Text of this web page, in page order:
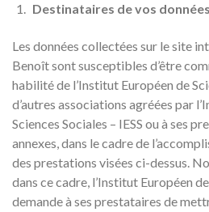
Destinataires de vos données
Les données collectées sur le site
Benoît sont susceptibles d’être
habilité de l’Institut Européen de
d’autres associations agréées par
Sciences Sociales – IESS ou à ses
annexes, dans le cadre de
des prestations visées ci-dessus.
dans ce cadre, l’Institut Européen
demande à ses prestataires de